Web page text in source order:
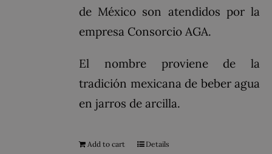
de México son atendidos por la
empresa Consorcio AGA.
El nombre proviene de la
tradición mexicana de beber agua
en jarros de arcilla.
Add to cart Details